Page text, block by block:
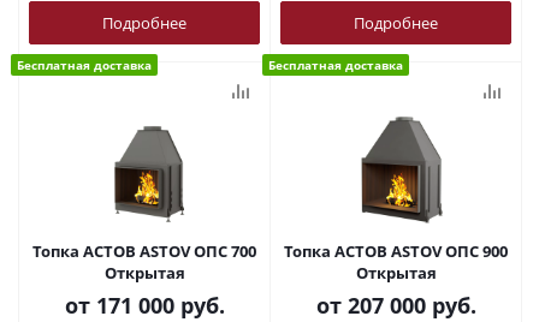
Подробнее Подробнее
Бесплатная доставка
Топка АСТОВ ASTOV ОПС 700
Открытая
от 171 000 руб.
Бесплатная доставка
Топка АСТОВ ASTOV ОПС 900
Открытая
от 207 000 руб.